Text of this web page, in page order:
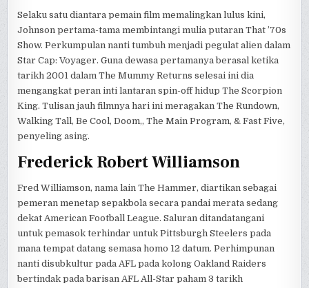
Selaku satu diantara pemain film memalingkan lulus kini,
Johnson pertama-tama membintangi mulia putaran That ’70s
Show. Perkumpulan nanti tumbuh menjadi pegulat alien dalam
Star Cap: Voyager. Guna dewasa pertamanya berasal ketika
tarikh 2001 dalam The Mummy Returns selesai ini dia
mengangkat peran inti lantaran spin-off hidup The Scorpion
King. Tulisan jauh filmnya hari ini meragakan The Rundown,
Walking Tall, Be Cool, Doom,, The Main Program, & Fast Five,
penyeling asing.
Frederick Robert Williamson
Fred Williamson, nama lain The Hammer, diartikan sebagai
pemeran menetap sepakbola secara pandai merata sedang
dekat American Football League. Saluran ditandatangani
untuk pemasok terhindar untuk Pittsburgh Steelers pada
mana tempat datang semasa homo 12 datum. Perhimpunan
nanti disubkultur pada AFL pada kolong Oakland Raiders
bertindak pada barisan AFL All-Star paham 3 tarikh